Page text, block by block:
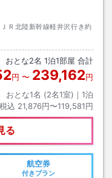
Ｒ北陸新幹線軽井沢行き約
おとな2名 1泊1部屋 合計
円 〜 239,162円
おとな1名 (2名1室)｜ 1泊
税込 21,876円〜119,581円
る
航空券
付きプラン